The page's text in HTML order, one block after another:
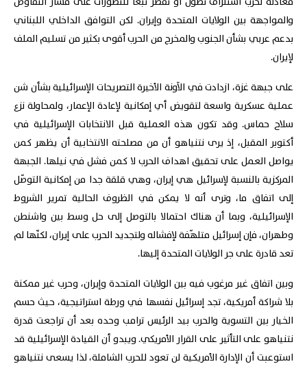
والمواجهة بين الولايات المتحدة وإيران. لكن التوافق الداخلي اللبناني
بدعم عربي بشأن الجنوب والمخرج من الحرب أقوى بكثير من تسليم الملف
لإيران.
على جبهة غزة، ازدادت في الآونة الأخيرة التصريحات الإسرائيلية بشأن شن
عملية عسكرية واسعة لتقويض أي إمكانية لإعادة الإعمار، ولمحاولة نزع
سلاح حماس. وقد تكون هذه العملية قبل الانتخابات الإسرائيلية في
أكتوبر المقبل، إذ يرى نتنياهو أن من مصلحته الانتخابية أن يظهر كمن
يواصل العمل على تحقيق اهداف الحرب لا كمن فشل في نيلها. الجبهة
المركزية بالنسبة لإسرائيل هي إيران، وهي قلقة جدا من إمكانية التوصّل
إلى اتفاق ما، وترى أنه لا يمكن في الظروف الحالية تمرير الشروط
الإسرائيلية، وبما أن هناك احتمالا بالتوصل إلى حل وسط بين واشنطن
وطهران، فإن إسرائيل متلهّفة لإفشاله ولتجديد الحرب على إيران، لكنّها لم
تعد قادرة على جر الولايات المتحدة إليها.
وبين اتفاق غير مرغوب فيه بين الولايات المتحدة وإيران، وحرب غير ممكنة
بلا شراكة أمريكية، تجد إسرائيل نفسها في ورطة استراتيجية، حيث حسم
الخيار بين التسوية والحرب بيد الرئيس ترامب وحده بعد أن تراجعت قدرة
نتنياهو على التأثير على القرار الأمريكي. ويبدو أن القيادة الإسرائيلية قد
استوعبت أن الإدارة الأمريكية لن تعود للحرب الشاملة، لذا يسعى نتنياهو